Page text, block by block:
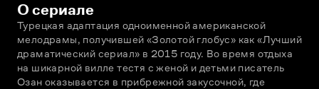
О сериале
Турецкая адаптация одноименной американской
мелодрамы, получившей «Золотой глобус» как «Лучший
драматический сериал» в 2015 году. Во время отдыха
на шикарной вилле тестя с женой и детьми писатель
Озан оказывается в прибрежной закусочной, где